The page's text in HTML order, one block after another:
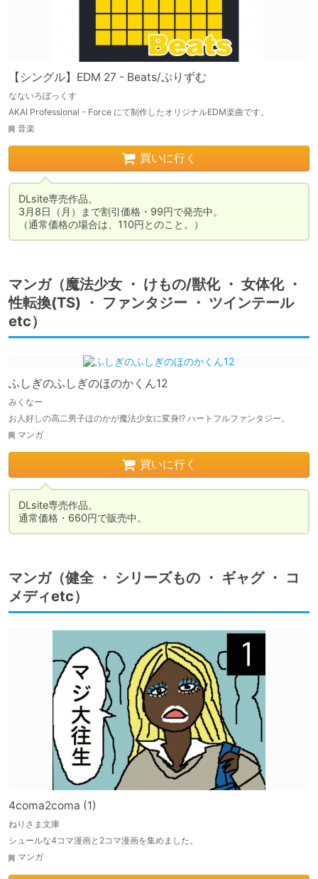
【シングル】EDM 27 - Beats/ぷりずむ
なないろぼっくす
AKAI Professional - Force にて制作したオリジナルEDM楽曲です。
音楽
買いに行く
DLsite専売作品。
3月8日（月）まで割引価格・99円で発売中。
（通常価格の場合は、110円とのこと。）
マンガ（魔法少女 ・ けもの/獣化 ・ 女体化 ・
性転換(TS) ・ ファンタジー ・ ツインテール
etc）
ふしぎのふしぎのほのかくん12
みくなー
お人好しの高二男子ほのかが魔法少女に変身!? ハートフルファンタジー。
マンガ
買いに行く
DLsite専売作品。
通常価格・660円で販売中。
マンガ（健全 ・ シリーズもの ・ ギャグ ・ コ
メディetc）
4coma2coma (1)
ねりさま文庫
シュールな4コマ漫画と2コマ漫画を集めました。
マンガ